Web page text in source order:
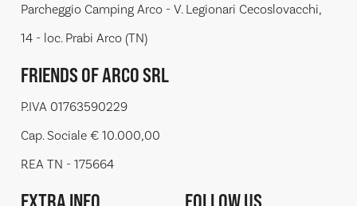
Parcheggio Camping Arco - V. Legionari Cecoslovacchi,
14 - loc. Prabi Arco (TN)
FRIENDS OF ARCO SRL
P.IVA 01763590229
Cap. Sociale € 10.000,00
REA TN - 175664
EXTRA INFO FOLLOW US